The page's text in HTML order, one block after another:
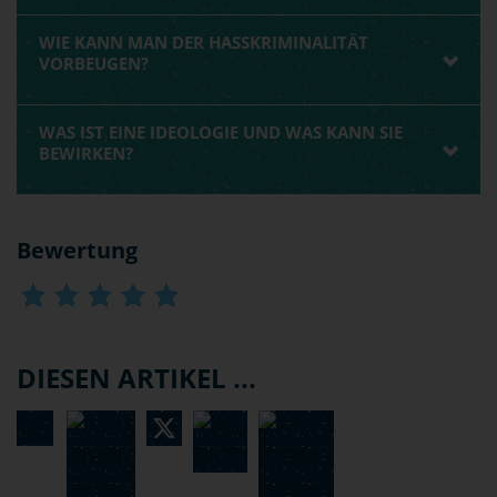
WIE KANN MAN DER HASSKRIMINALITÄT
VORBEUGEN?
WAS IST EINE IDEOLOGIE UND WAS KANN SIE
BEWIRKEN?
Bewertung
DIESEN ARTIKEL ...